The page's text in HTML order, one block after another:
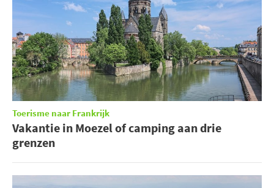
Toerisme naar Frankrijk
Vakantie in Moezel of camping aan drie
grenzen